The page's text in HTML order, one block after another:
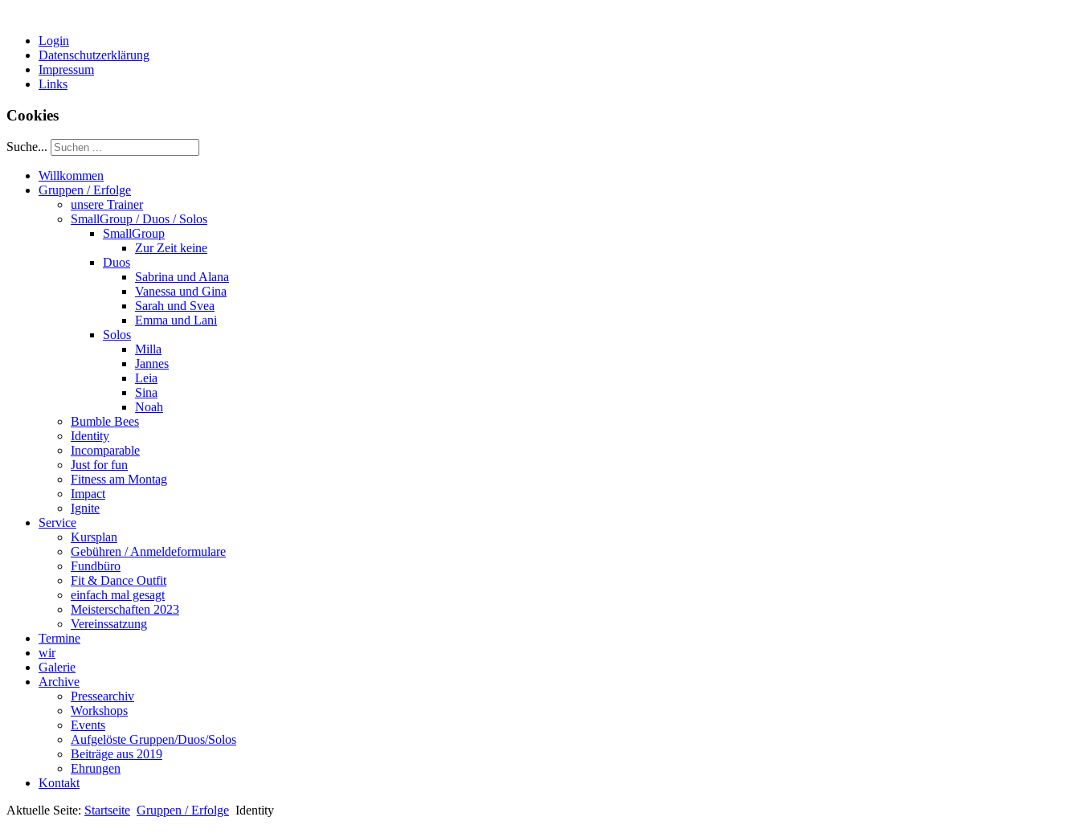
Login
Datenschutzerklärung
Impressum
Links
Cookies
Suche...
Willkommen
Gruppen / Erfolge
unsere Trainer
SmallGroup / Duos / Solos
SmallGroup
Zur Zeit keine
Duos
Sabrina und Alana
Vanessa und Gina
Sarah und Svea
Emma und Lani
Solos
Milla
Jannes
Leia
Sina
Noah
Bumble Bees
Identity
Incomparable
Just for fun
Fitness am Montag
Impact
Ignite
Service
Kursplan
Gebühren / Anmeldeformulare
Fundbüro
Fit & Dance Outfit
einfach mal gesagt
Meisterschaften 2023
Vereinssatzung
Termine
wir
Galerie
Archive
Pressearchiv
Workshops
Events
Aufgelöste Gruppen/Duos/Solos
Beiträge aus 2019
Ehrungen
Kontakt
Aktuelle Seite: Startseite Gruppen / Erfolge Identity